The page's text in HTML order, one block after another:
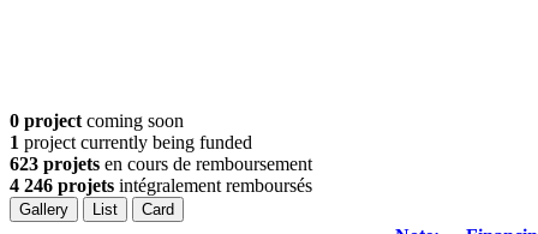
0 project coming soon
1 project currently being funded
623 projets en cours de remboursement
4 246 projets intégralement remboursés
Gallery List Card